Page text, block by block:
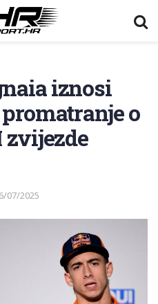
iznosi
o
07/2025